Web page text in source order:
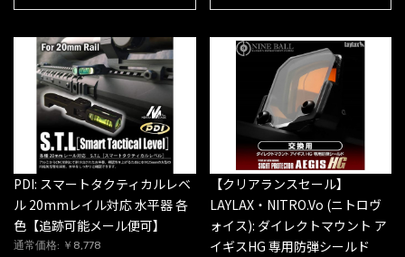
PDI: スマートタクティカルレベ
ル 20mmレイル対応 水平器 各
色【追跡可能メール便可】
通常価格: ￥8,778
【クリアランスセール】
LAYLAX・NITRO.Vo (ニトロヴ
ォイス): ダイレクトマウント ア
イギスHG 専用防弾シールド